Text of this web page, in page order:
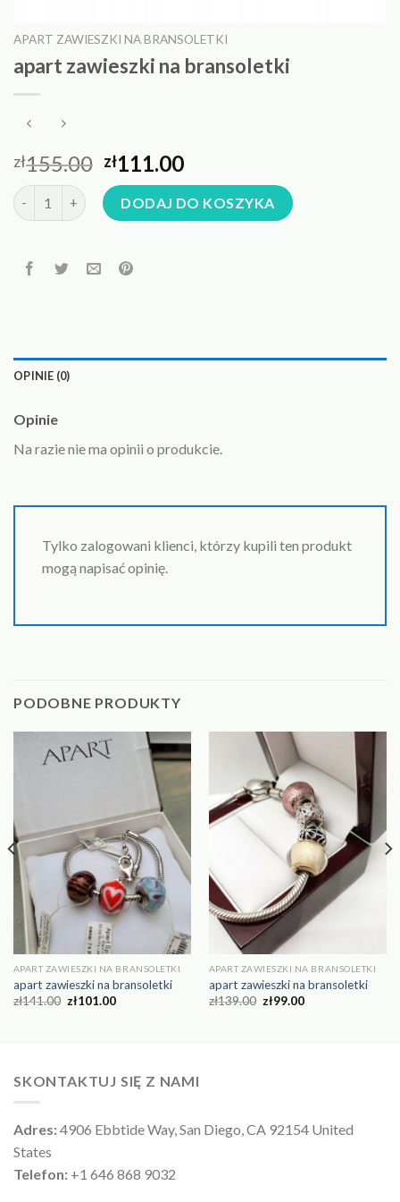
APART ZAWIESZKI NA BRANSOLETKI
apart zawieszki na bransoletki
zł155.00 zł111.00
ilość apart zawieszki na bransoletki
DODAJ DO KOSZYKA
OPINIE (0)
Opinie
Na razie nie ma opinii o produkcie.
Tylko zalogowani klienci, którzy kupili ten produkt
mogą napisać opinię.
PODOBNE PRODUKTY
APART ZAWIESZKI NA BRANSOLETKI
apart zawieszki na bransoletki
zł141.00 zł101.00
APART ZAWIESZKI NA BRANSOLETKI
apart zawieszki na bransoletki
zł139.00 zł99.00
SKONTAKTUJ SIĘ Z NAMI
Adres:4906 Ebbtide Way, San Diego, CA 92154 United
States
Telefon: +1 646 868 9032